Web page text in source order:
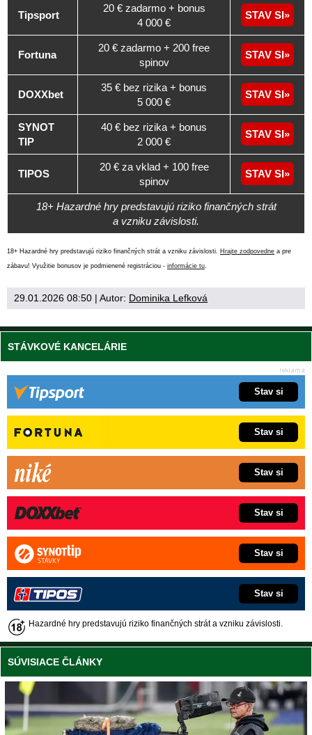
Tipsport
20 € zadarmo + bonus
4 000 €
STAV SI
Fortuna
20 € zadarmo + 200 free
spinov
STAV SI
DOXXbet
35 € bez rizika + bonus
5 000 €
STAV SI
SYNOT
TIP
40 € bez rizika + bonus
2 000 €
STAV SI
TIPOS
20 € za vklad + 100 free
spinov
STAV SI
18+ Hazardné hry predstavujú riziko finančných strát
a vzniku závislosti.
18+ Hazardné hry predstavujú riziko finančných strát a vzniku závislosti. Hrajte zodpovedne a pre
zábavu! Využitie bonusov je podmienené registráciou - informácie tu
29.01.2026 08:50 | Autor: Dominika Lefková
STÁVKOVÉ KANCELÁRIE
Stav si
Stav si
Stav si
Stav si
Stav si
Stav si
Hazardné hry predstavujú riziko finančných strát a vzniku závislosti.
SÚVISIACE ČLÁNKY